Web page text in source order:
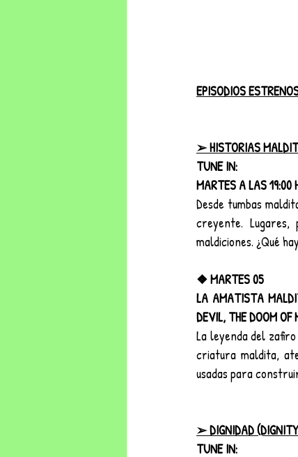
EPISODIOS
➢ HISTORIAS
TUNE IN:
MARTES A LAS 19:00
Desde tumbas
creyente.
maldiciones. ¿Qué
❖ MARTES 05
LA AMATISTA
DEVIL, THE DOOM OF
La leyenda del
criatura maldita,
usadas para
➢ DIGNIDAD
TUNE IN: